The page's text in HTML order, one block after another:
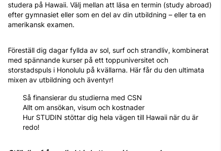
studera på Hawaii. Välj mellan att läsa en termin (study abroad)
efter gymnasiet eller som en del av din utbildning – eller ta en
amerikansk examen.
Föreställ dig dagar fyllda av sol, surf och strandliv, kombinerat
med spännande kurser på ett toppuniversitet och
storstadspuls i Honolulu på kvällarna. Här får du den ultimata
mixen av utbildning och äventyr!
Så finansierar du studierna med CSN
Allt om ansökan, visum och kostnader
Hur STUDIN stöttar dig hela vägen till Hawaii när du är
redo!